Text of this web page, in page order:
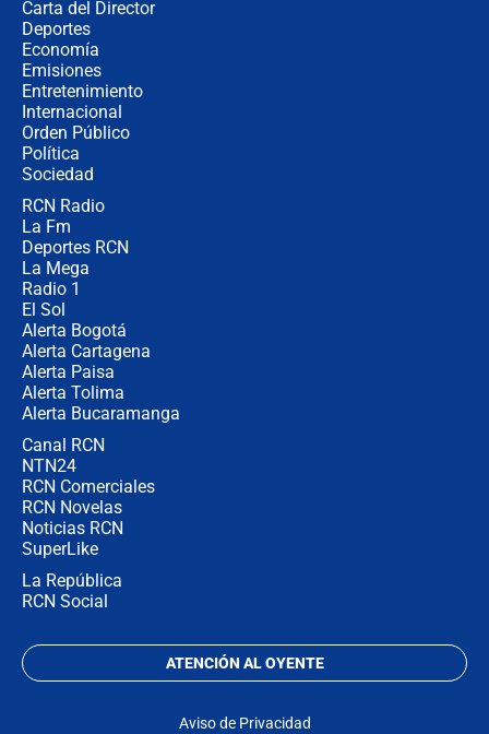
Carta del Director
Deportes
Economía
Emisiones
Entretenimiento
Internacional
Orden Público
Política
Sociedad
RCN Radio
La Fm
Deportes RCN
La Mega
Radio 1
El Sol
Alerta Bogotá
Alerta Cartagena
Alerta Paisa
Alerta Tolima
Alerta Bucaramanga
Canal RCN
NTN24
RCN Comerciales
RCN Novelas
Noticias RCN
SuperLike
La República
RCN Social
ATENCIÓN AL OYENTE
Aviso de Privacidad